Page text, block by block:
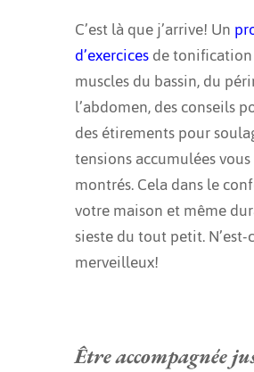
C’est là que j’arrive! Un
d’exercicesde
muscles du bassin, du
l’abdomen, des conseils
des étirements pour
tensions accumulées
montrés. Cela dans le
votre maison et même
sieste du tout petit. N’est-
merveilleux!
Être accompagnée